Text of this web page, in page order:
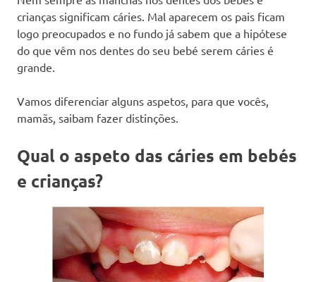
crianças significam cáries. Mal aparecem os pais ficam
logo preocupados e no fundo já sabem que a hipótese
do que vêm nos dentes do seu bebé serem cáries é
grande.
Vamos diferenciar alguns aspetos, para que vocês,
mamãs, saibam fazer distinções.
Qual o aspeto das cáries em bebés
e crianças?